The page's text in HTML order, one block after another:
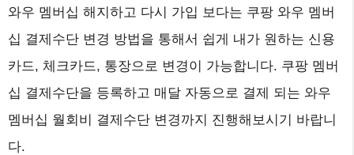
와우 멤버십 해지하고 다시 가입 보다는 쿠팡 와우 멤버
십 결제수단 변경 방법을 통해서 쉽게 내가 원하는 신용
카드, 체크카드, 통장으로 변경이 가능합니다. 쿠팡 멤버
십 결제수단을 등록하고 매달 자동으로 결제 되는 와우
멤버십 월회비 결제수단 변경까지 진행해보시기 바랍니
다.